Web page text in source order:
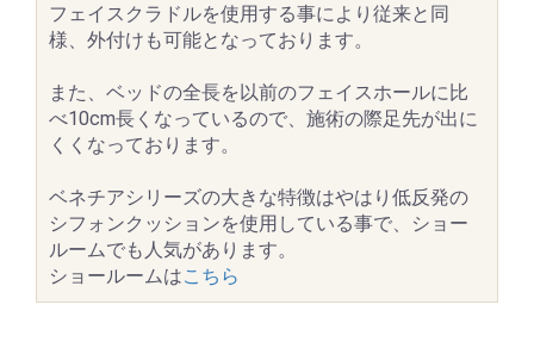
フェイスクラドルを使用する事により従来と同
様、外付けも可能となっております。
また、ベッドの全長を以前のフェイスホールに比
べ10cm長くなっているので、施術の際足先が出に
くくなっております。
ベネチアシリーズの大きな特徴はやはり低反発の
シフォンクッションを使用している事で、ショー
ルームでも人気があります。
ショールームはこちら